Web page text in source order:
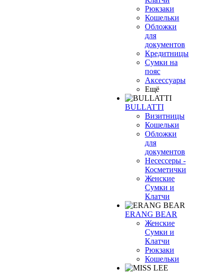
Рюкзаки
Кошельки
Обложки
для
документов
Кредитницы
Сумки на
пояс
Аксессуары
Ещё
BULLATTI
Визитницы
Кошельки
Обложки
для
документов
Несессеры -
Косметички
Женские
Сумки и
Клатчи
ERANG BEAR
Женские
Сумки и
Клатчи
Рюкзаки
Кошельки